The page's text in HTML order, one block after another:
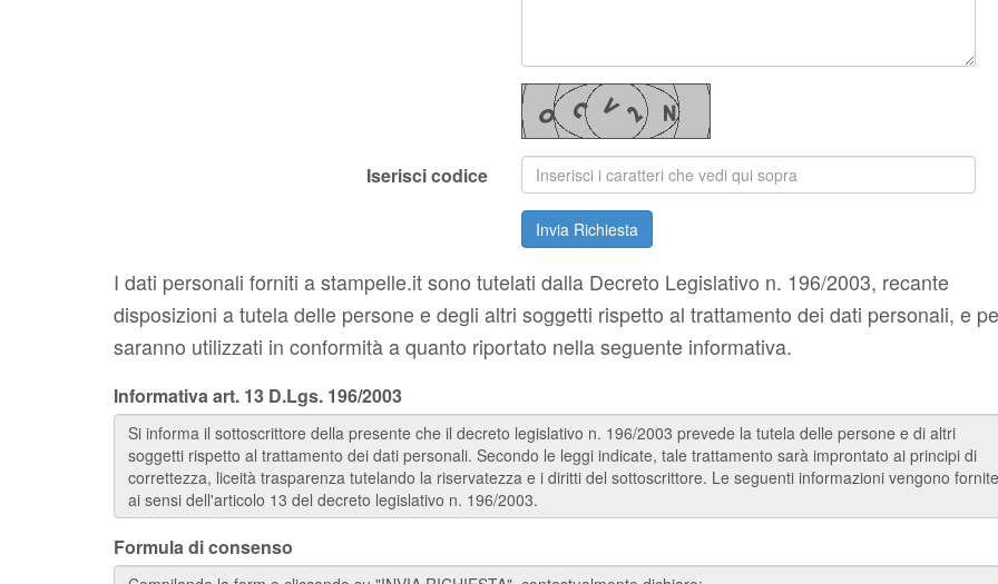
Iserisci codice
Invia Richiesta
I dati personali forniti a stampelle.it sono tutelati dalla Decreto Legislativo n. 196/2003, recante
disposizioni a tutela delle persone e degli altri soggetti rispetto al trattamento dei dati personali, e
saranno utilizzati in conformità a quanto riportato nella seguente informativa.
Informativa art. 13 D.Lgs. 196/2003
Formula di consenso